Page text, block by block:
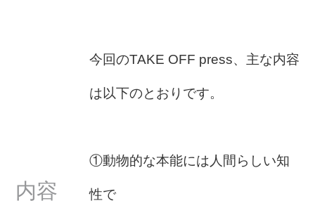
内容
今回のTAKE OFF press、主な内容
は以下のとおりです。
①動物的な本能には人間らしい知
性で